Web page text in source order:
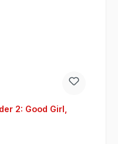
2: Good Girl,